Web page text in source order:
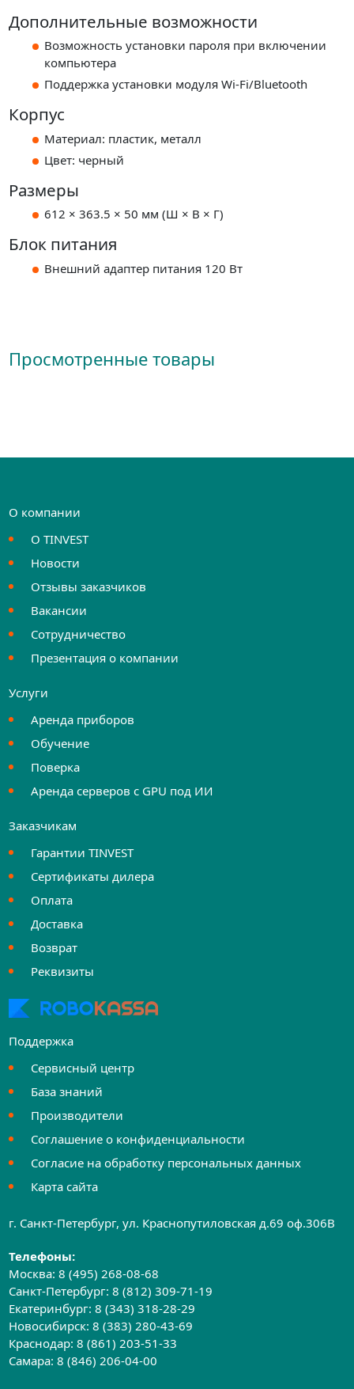
Дополнительные возможности
Возможность установки пароля при включении
компьютера
Поддержка установки модуля Wi-Fi/Bluetooth
Корпус
Материал: пластик, металл
Цвет: черный
Размеры
612 × 363.5 × 50 мм (Ш × В × Г)
Блок питания
Внешний адаптер питания 120 Вт
Просмотренные товары
О компании
О TINVEST
Новости
Отзывы заказчиков
Вакансии
Сотрудничество
Презентация о компании
Услуги
Аренда приборов
Обучение
Поверка
Аренда серверов с GPU под ИИ
Заказчикам
Гарантии TINVEST
Сертификаты дилера
Оплата
Доставка
Возврат
Реквизиты
Поддержка
Сервисный центр
База знаний
Производители
Соглашение о конфиденциальности
Согласие на обработку персональных данных
Карта сайта
г. Санкт-Петербург, ул. Краснопутиловская д.69 оф.306B
Телефоны:
Москва:8 (495) 268-08-68
Санкт-Петербург:8 (812) 309-71-19
Екатеринбург:8 (343) 318-28-29
Новосибирск:8 (383) 280-43-69
Краснодар:8 (861) 203-51-33
Самара:8 (846) 206-04-00